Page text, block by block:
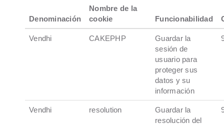
Denominación
Nombre de la
cookie
Funcionabilidad
Vendhi CAKEPHP
Guardar la
sesión de
usuario para
proteger sus
datos y su
información
Vendhi resolution
Guardar la
resolución del